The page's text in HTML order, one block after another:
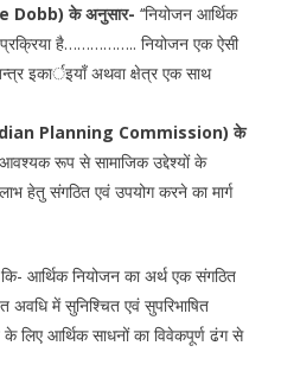
Dobb) के अनुसार- ‘‘नियोजन आर्थिक
प्रक्रिया है…………….. नियोजन एक ऐसी
इकार्इयाँ अथवा क्षेत्र एक साथ
Planning Commission) के
आवश्यक रूप से सामाजिक उद्देश्यों के
हेतु संगठित एवं उपयोग करने का मार्ग
आर्थिक नियोजन का अर्थ एक संगठित
में सुनिश्चित एवं सुपरिभाषित
के लिए आर्थिक साधनों का विवेकपूर्ण ढंग से